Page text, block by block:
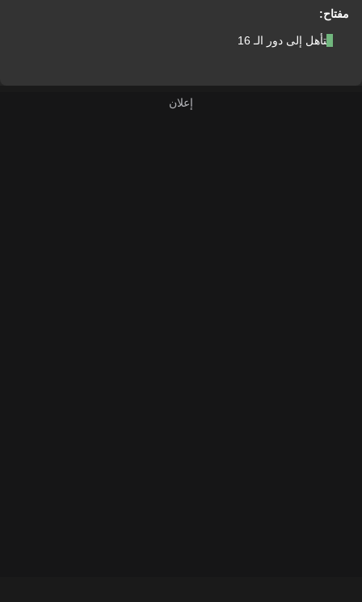
مفتاح:
التأهل إلى دور الـ 16